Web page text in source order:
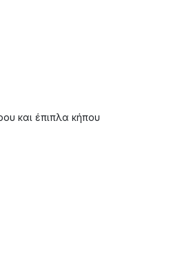
και έπιπλα κήπου